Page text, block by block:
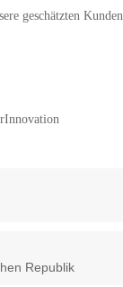
geschätzten Kunden
Republik